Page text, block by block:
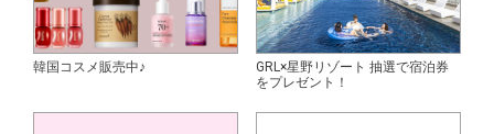
韓国コスメ販売中♪
GRL×星野リゾート 抽選で宿泊券
をプレゼント！